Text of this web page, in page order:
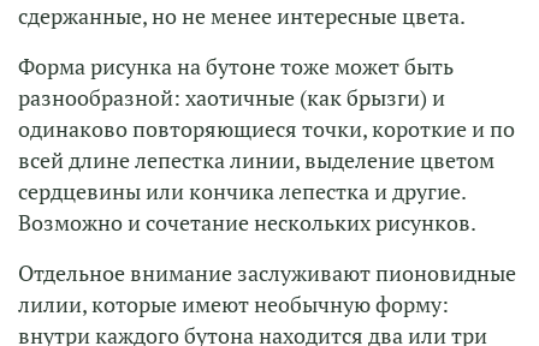
сдержанные, но не менее интересные цвета.
Форма рисунка на бутоне тоже может быть
разнообразной: хаотичные (как брызги) и
одинаково повторяющиеся точки, короткие и по
всей длине лепестка линии, выделение цветом
сердцевины или кончика лепестка и другие.
Возможно и сочетание нескольких рисунков.
Отдельное внимание заслуживают пионовидные
лилии, которые имеют необычную форму:
внутри каждого бутона находится два или три